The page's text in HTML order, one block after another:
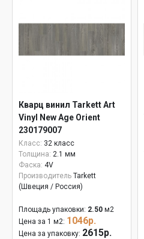
Кварц винил Tarkett Art
Vinyl New Age Orient
230179007
Класс: 32 класс
Толщина: 2.1 мм
Фаска: 4V
Производитель Tarkett
(Швеция / Россия)
Площадь упаковки: 2.50 м2
Цена за 1 м2: 1046р.
Цена за упаковку: 2615р.